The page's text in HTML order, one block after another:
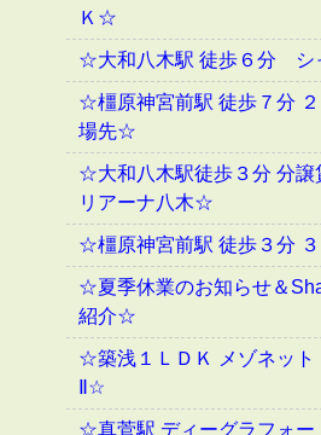
Ｋ☆
☆大和八木駅 徒歩６分 シ
☆橿原神宮前駅 徒歩７分
場先☆
☆大和八木駅徒歩３分 分譲
リアーナ八木☆
☆橿原神宮前駅 徒歩３分
☆夏季休業のお知らせ＆
紹介☆
☆築浅１ＬＤＫ メゾネット
Ⅱ☆
☆真菅駅 ディーグラフォー